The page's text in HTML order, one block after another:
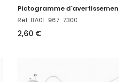
Pictogramme
Réf. BA01-967-7300
2,60 €